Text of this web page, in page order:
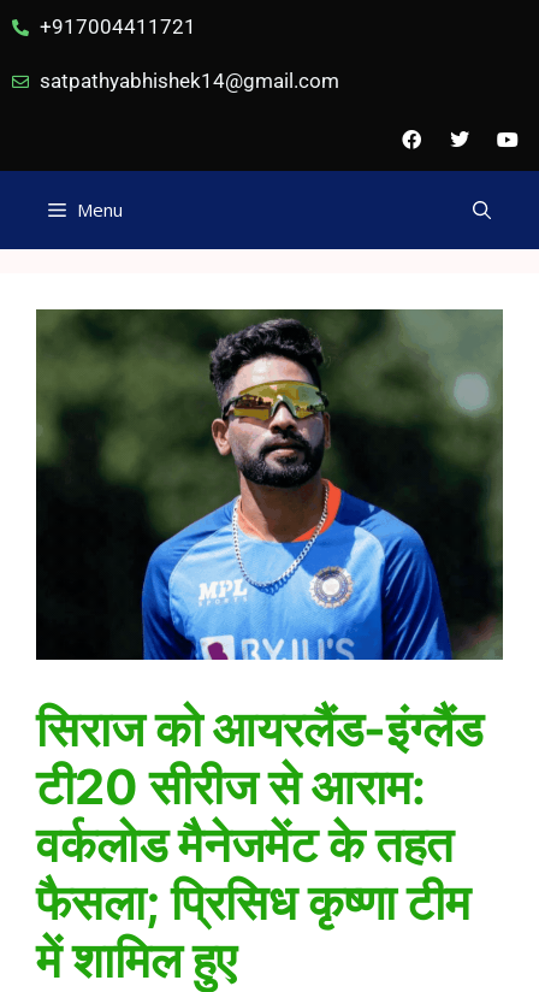
+917004411721
satpathyabhishek14@gmail.com
Menu
सिराज को आयरलैंड-इंग्लैंड
टी20 सीरीज से आराम:
वर्कलोड मैनेजमेंट के तहत
फैसला; प्रिसिध कृष्णा टीम
में शामिल हुए